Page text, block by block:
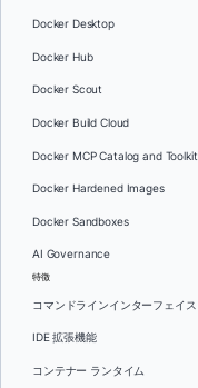
Docker Desktop
Docker Hub
Docker Scout
Docker Build Cloud
Docker MCP Catalog and Toolkit
Docker Hardened Images
Docker Sandboxes
AI Governance
特徴
コマンドラインインターフェイス
IDE 拡張機能
コンテナー ランタイム